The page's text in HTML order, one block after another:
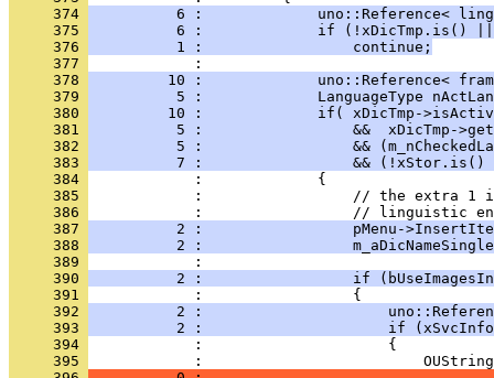
     374
6 :             uno::Reference<
     375
6 :             if (!xDicTmp.is()
     376
          1 :                 continue;
     377
     378
10 :             uno::Reference<
     379
5 :             LanguageType
     380
10 :             if( xDicTmp-
     381
5 :                 &&  xDicTmp-
     382
5 :                 &&
     383
7 :                 && (!xStor.is()
     384
     385
     386
     387
2 :                 pMenu-
     388
2 :
     389
     390
2 :                 if
     391
     392
2 :
     393
2 :                     if
     394
     395